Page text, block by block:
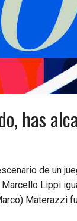
has
de un
Lippi
Materazzi